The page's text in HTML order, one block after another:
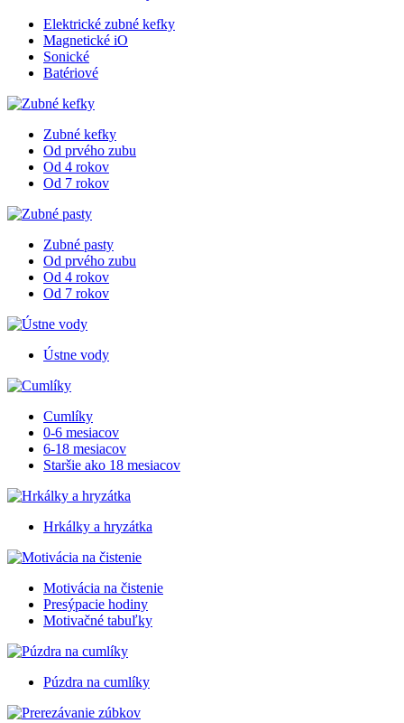
Elektrické zubné kefky
Magnetické iO
Sonické
Batériové
Zubné kefky
Od prvého zubu
Od 4 rokov
Od 7 rokov
Zubné pasty
Od prvého zubu
Od 4 rokov
Od 7 rokov
Ústne vody
Cumlíky
0-6 mesiacov
6-18 mesiacov
Staršie ako 18 mesiacov
Hrkálky a hryzátka
Motivácia na čistenie
Presýpacie hodiny
Motivačné tabuľky
Púzdra na cumlíky